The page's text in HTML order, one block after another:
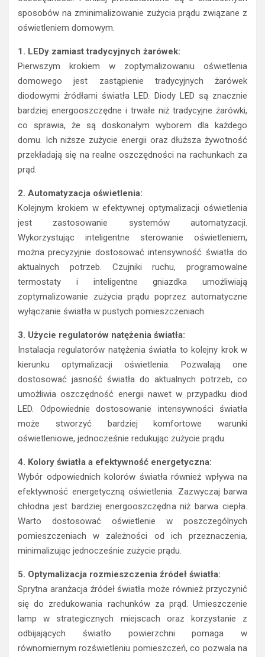
sposobów na zminimalizowanie zużycia prądu związane z
oświetleniem domowym.
1. LEDy zamiast tradycyjnych żarówek:
Pierwszym krokiem w zoptymalizowaniu oświetlenia
domowego jest zastąpienie tradycyjnych żarówek
diodowymi źródłami światła LED. Diody LED są znacznie
bardziej energooszczędne i trwałe niż tradycyjne żarówki,
co sprawia, że są doskonałym wyborem dla każdego
domu. Ich niższe zużycie energii oraz dłuższa żywotność
przekładają się na realne oszczędności na rachunkach za
prąd.
2. Automatyzacja oświetlenia:
Kolejnym krokiem w efektywnej optymalizacji oświetlenia
jest zastosowanie systemów automatyzacji.
Wykorzystując inteligentne sterowanie oświetleniem,
można precyzyjnie dostosować intensywność światła do
aktualnych potrzeb. Czujniki ruchu, programowalne
termostaty i inteligentne gniazdka umożliwiają
zoptymalizowanie zużycia prądu poprzez automatyczne
wyłączanie światła w pustych pomieszczeniach.
3. Użycie regulatorów natężenia światła:
Instalacja regulatorów natężenia światła to kolejny krok w
kierunku optymalizacji oświetlenia. Pozwalają one
dostosować jasność światła do aktualnych potrzeb, co
umożliwia oszczędność energii nawet w przypadku diod
LED. Odpowiednie dostosowanie intensywności światła
może stworzyć bardziej komfortowe warunki
oświetleniowe, jednocześnie redukując zużycie prądu.
4. Kolory światła a efektywność energetyczna:
Wybór odpowiednich kolorów światła również wpływa na
efektywność energetyczną oświetlenia. Zazwyczaj barwa
chłodna jest bardziej energooszczędna niż barwa ciepła.
Warto dostosować oświetlenie w poszczególnych
pomieszczeniach w zależności od ich przeznaczenia,
minimalizując jednocześnie zużycie prądu.
5. Optymalizacja rozmieszczenia źródeł światła:
Sprytna aranżacja źródeł światła może również przyczynić
się do zredukowania rachunków za prąd. Umieszczenie
lamp w strategicznych miejscach oraz korzystanie z
odbijających światło powierzchni pomaga w
równomiernym rozświetleniu pomieszczeń, co pozwala na